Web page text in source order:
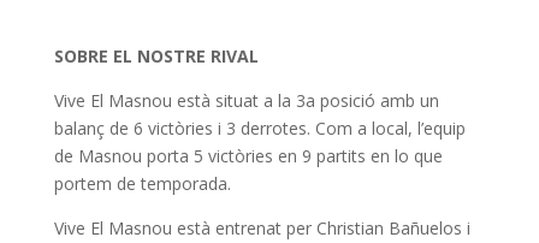
SOBRE EL NOSTRE RIVAL
Vive El Masnou està situat a la 3a posició amb un
balanç de 6 victòries i 3 derrotes. Com a local, l’equip
de Masnou porta 5 victòries en 9 partits en lo que
portem de temporada.
Vive El Masnou està entrenat per Christian Bañuelos i